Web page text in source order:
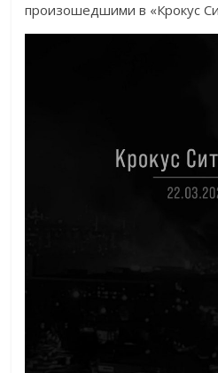
произошедшими в «Крокус